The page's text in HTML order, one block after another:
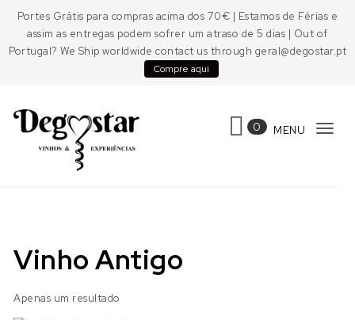
Portes Grátis para compras acima dos 70€ | Estamos de Férias e
assim as entregas podem sofrer um atraso de 5 dias | Out of
Portugal? We Ship worldwide contact us through geral@degostar.pt
Compre aqui
0 MENU
Vinho Antigo
Apenas um resultado